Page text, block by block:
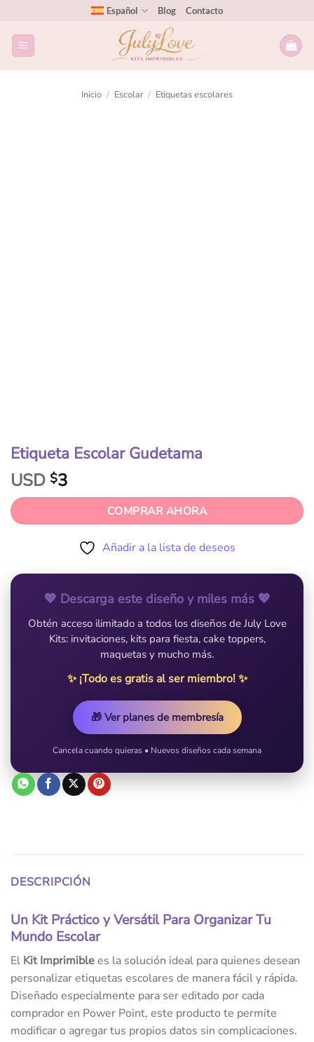
Español Blog Contacto
Inicio / Escolar / Etiquetas escolares
Etiqueta Escolar Gudetama
USD $3
COMPRAR AHORA
Añadir a la lista de deseos
💖 Descarga este diseño y miles más 💖
Obtén acceso ilimitado a todos los diseños de July Love
Kits: invitaciones, kits para fiesta, cake toppers,
maquetas y mucho más.
✨ ¡Todo es gratis al ser miembro! ✨
🎁 Ver planes de membresía
Cancela cuando quieras • Nuevos diseños cada semana
DESCRIPCIÓN
Un Kit Práctico y Versátil Para Organizar Tu
Mundo Escolar
El Kit Imprimiblees la solución ideal para quienes desean
personalizar etiquetas escolares de manera fácil y rápida.
Diseñado especialmente para ser editado por cada
comprador en Power Point, este producto te permite
modificar o agregar tus propios datos sin complicaciones.